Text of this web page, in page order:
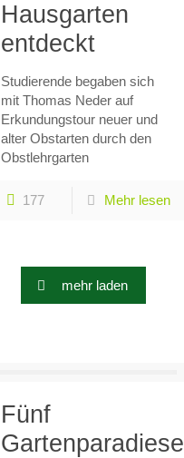
Hausgarten
entdeckt
Studierende begaben sich
mit Thomas Neder auf
Erkundungstour neuer und
alter Obstarten durch den
Obstlehrgarten
177 Mehr lesen
mehr laden
Fünf
Gartenparadiese